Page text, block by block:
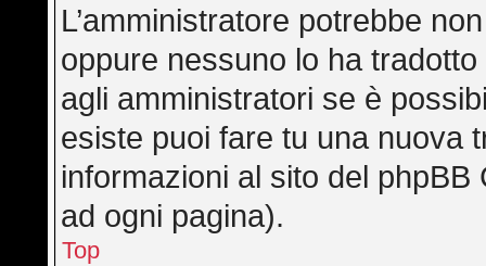
L’amministratore potrebbe
oppure nessuno lo ha
agli amministratori se è
esiste puoi fare tu una nuova
informazioni al sito del
ad ogni pagina).
Top